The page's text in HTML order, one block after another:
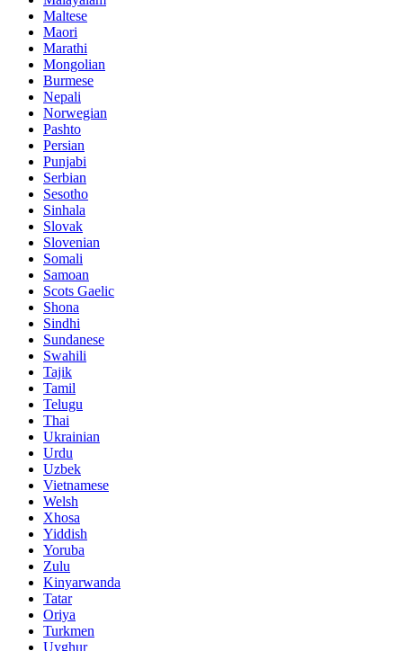
Maltese
Maori
Marathi
Mongolian
Burmese
Nepali
Norwegian
Pashto
Persian
Punjabi
Serbian
Sesotho
Sinhala
Slovak
Slovenian
Somali
Samoan
Scots Gaelic
Shona
Sindhi
Sundanese
Swahili
Tajik
Tamil
Telugu
Thai
Ukrainian
Urdu
Uzbek
Vietnamese
Welsh
Xhosa
Yiddish
Yoruba
Zulu
Kinyarwanda
Tatar
Oriya
Turkmen
Uyghur